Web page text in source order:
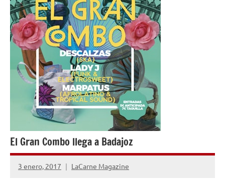
El Gran Combo llega a Badajoz
3 enero, 2017 LaCarne Magazine
No